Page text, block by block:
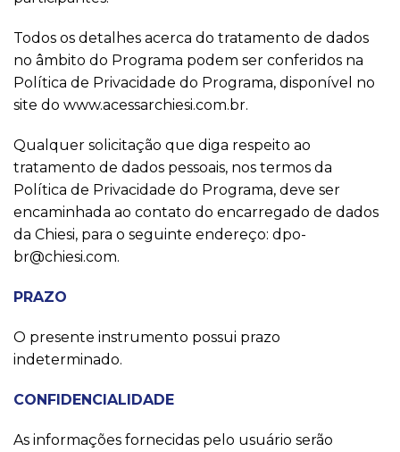
Todos os detalhes acerca do tratamento de dados
no âmbito do Programa podem ser conferidos na
Política de Privacidade do Programa, disponível no
site do www.acessarchiesi.com.br.
Qualquer solicitação que diga respeito ao
tratamento de dados pessoais, nos termos da
Política de Privacidade do Programa, deve ser
encaminhada ao contato do encarregado de dados
da Chiesi, para o seguinte endereço: dpo-
br@chiesi.com.
PRAZO
O presente instrumento possui prazo
indeterminado.
CONFIDENCIALIDADE
As informações fornecidas pelo usuário serão